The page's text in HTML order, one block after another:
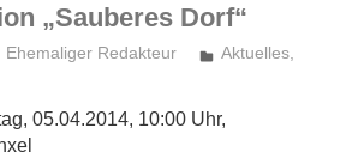
„Sauberes Dorf“
Ehemaliger Redakteur Aktuelles
05.04.2014, 10:00 Uhr,